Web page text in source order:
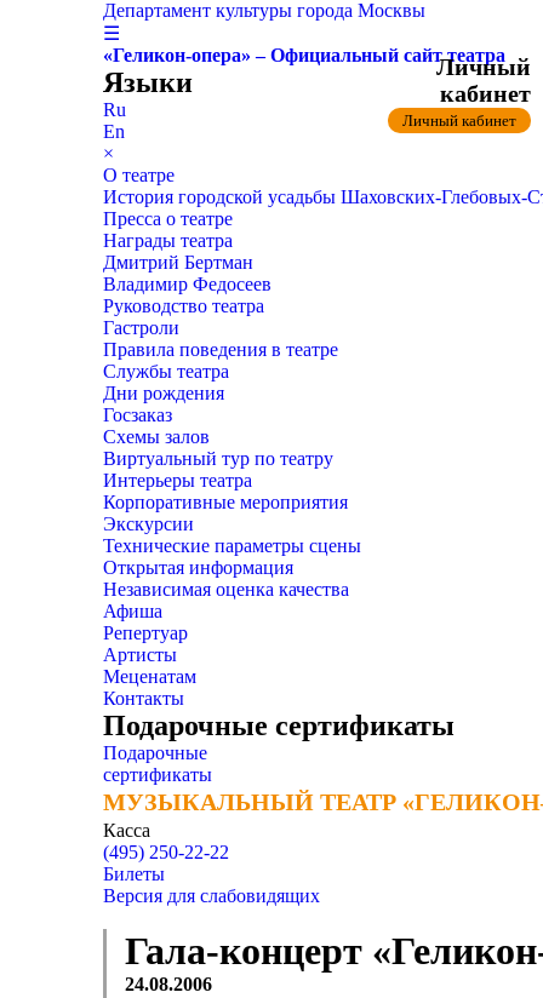
Департамент культуры города Москвы
☰
«Геликон-опера» – Официальный сайт театра
Языки
Ru
En
×
О театре
История городской усадьбы Шаховских-
Пресса о театре
Награды театра
Дмитрий Бертман
Владимир Федосеев
Руководство театра
Гастроли
Правила поведения в театре
Службы театра
Дни рождения
Госзаказ
Схемы залов
Виртуальный тур по театру
Интерьеры театра
Корпоративные мероприятия
Экскурсии
Технические параметры сцены
Открытая информация
Независимая оценка качества
Афиша
Репертуар
Артисты
Меценатам
Контакты
Подарочные сертификаты
Подарочные
сертификаты
МУЗЫКАЛЬНЫЙ ТЕАТР
МУЗЫКАЛЬНЫЙ ТЕАТР
Касса
(495) 250-22-22
Личный
кабинет
Личный кабинет
Билеты
Версия для слабовидящих
Гала-концерт
24.08.2006